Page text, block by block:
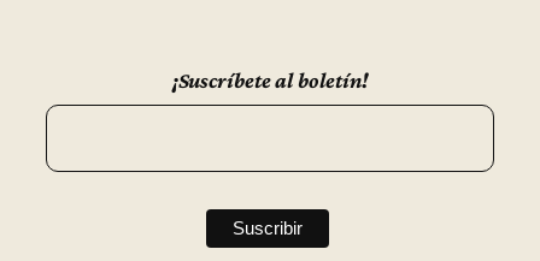
¡Suscríbete al boletín!